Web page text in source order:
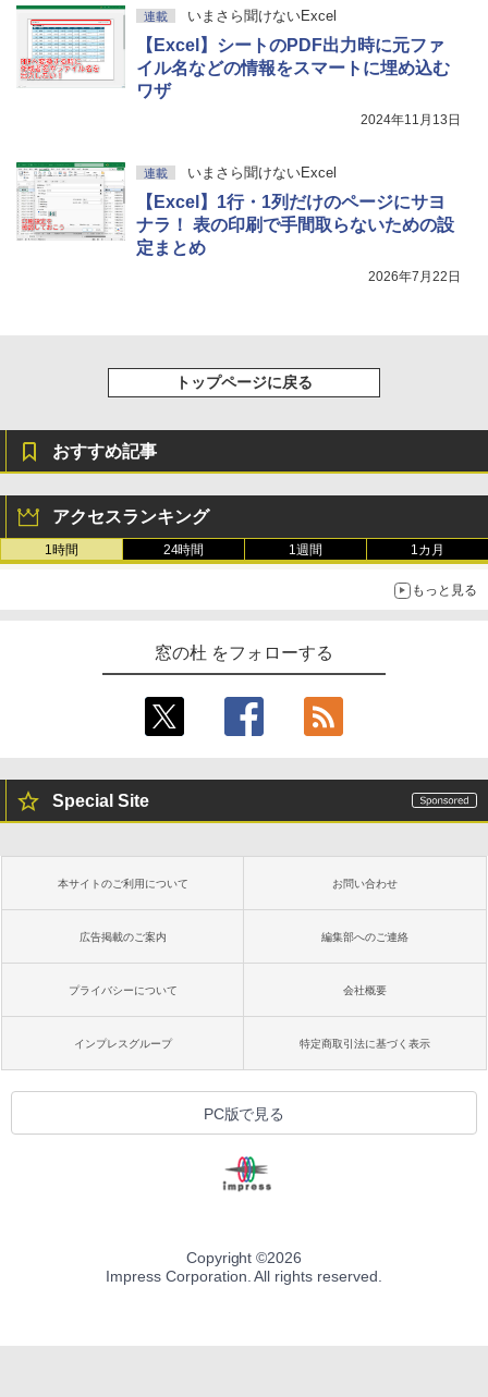
連載 いまさら聞けないExcel
【Excel】シートのPDF出力時に元ファ
イル名などの情報をスマートに埋め込む
ワザ
2024年11月13日
連載 いまさら聞けないExcel
【Excel】1行・1列だけのページにサヨ
ナラ！ 表の印刷で手間取らないための設
定まとめ
2026年7月22日
トップページに戻る
おすすめ記事
アクセスランキング
1時間 24時間 1週間 1カ月
もっと見る
窓の杜 をフォローする
Special Site
本サイトのご利用について お問い合わせ
広告掲載のご案内 編集部へのご連絡
プライバシーについて 会社概要
インプレスグループ 特定商取引法に基づく表示
PC版で見る
Copyright ©2026
Impress Corporation. All rights reserved.